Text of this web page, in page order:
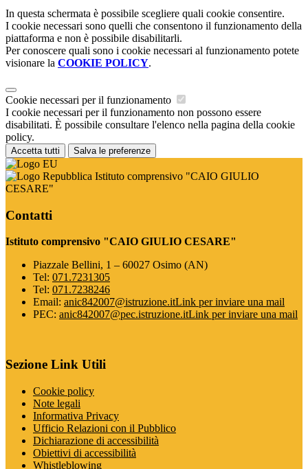
In questa schermata è possibile scegliere quali cookie consentire.
I cookie necessari sono quelli che consentono il funzionamento della
piattaforma e non è possibile disabilitarli.
Per conoscere quali sono i cookie necessari al funzionamento potete
visionare la COOKIE POLICY.
Cookie necessari per il funzionamento
I cookie necessari per il funzionamento non possono essere
disabilitati. È possibile consultare l'elenco nella pagina della cookie
policy.
Accetta tutti Salva le preferenze
Istituto comprensivo "CAIO GIULIO
CESARE"
Contatti
Istituto comprensivo "CAIO GIULIO CESARE"
Piazzale Bellini, 1 – 60027 Osimo (AN)
Tel: 071.7231305
Tel: 071.7238246
Email: anic842007@istruzione.itLink per inviare una mail
PEC: anic842007@pec.istruzione.itLink per inviare una mail
Sezione Link Utili
Cookie policy
Note legali
Informativa Privacy
Ufficio Relazioni con il Pubblico
Dichiarazione di accessibilità
Obiettivi di accessibilità
Whistleblowing